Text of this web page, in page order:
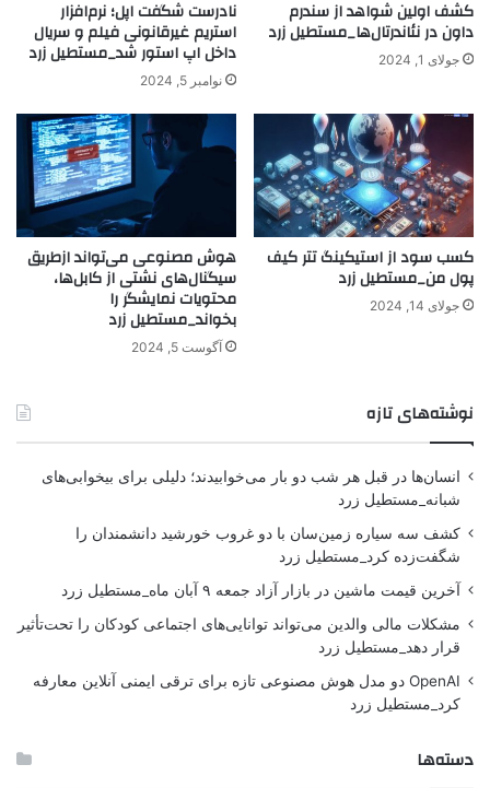
کشف اولین شواهد از سندرم
داون در نئاندرتال‌ها_مستطیل زرد
جولای 1, 2024
نادرست شگفت اپل؛ نرم‌افزار
استریم غیرقانونی فیلم و سریال
داخل اپ استور شد_مستطیل زرد
نوامبر 5, 2024
کسب سود از استیکینگ تتر کیف
پول من_مستطیل زرد
جولای 14, 2024
هوش مصنوعی می‌تواند ازطریق
سیگنال‌های نشتی از کابل‌ها،
محتویات نمایشگر را
بخواند_مستطیل زرد
آگوست 5, 2024
نوشته‌های تازه
انسان‌ها در قبل هر شب دو بار می‌خوابیدند؛ دلیلی برای بیخوابی‌های
شبانه_مستطیل زرد
کشف سه سیاره زمین‌سان با دو غروب خورشید دانشمندان را
شگفت‌زده کرد_مستطیل زرد
آخرین قیمت ماشین در بازار آزاد جمعه ۹ آبان ماه_مستطیل زرد
مشکلات مالی والدین می‌تواند توانایی‌های اجتماعی کودکان را تحت‌تأثیر
قرار دهد_مستطیل زرد
OpenAI دو مدل هوش مصنوعی تازه برای ترقی ایمنی آنلاین معارفه
کرد_مستطیل زرد
دسته‌ها